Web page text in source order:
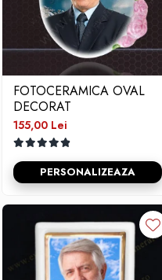
FOTOCERAMICA OVAL
DECORAT
155,00 Lei
PERSONALIZEAZA